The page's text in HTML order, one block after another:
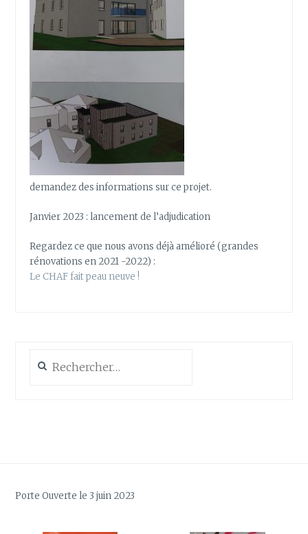
demandez des informations sur ce projet.
Janvier 2023 : lancement de l’adjudication
Regardez ce que nous avons déjà amélioré (grandes
rénovations en 2021 -2022) :
Le CHAF fait peau neuve !
Porte Ouverte le 3 juin 2023